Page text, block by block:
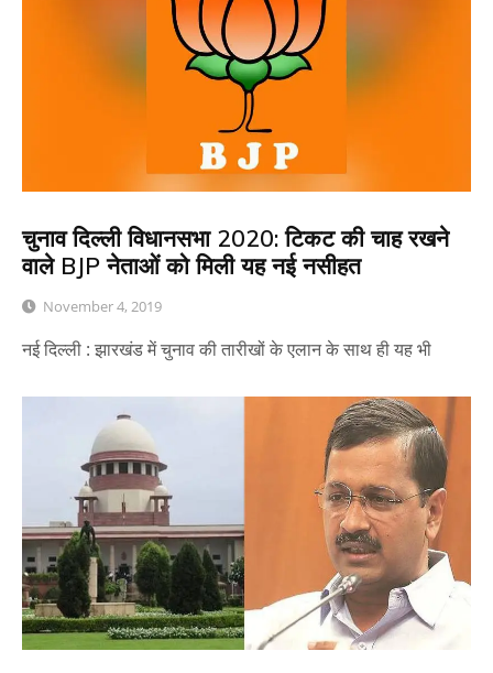
चुनाव दिल्ली विधानसभा 2020: टिकट की चाह रखने
वाले BJP नेताओं को मिली यह नई नसीहत
November 4, 2019
नई दिल्ली : झारखंड में चुनाव की तारीखों के एलान के साथ ही यह भी